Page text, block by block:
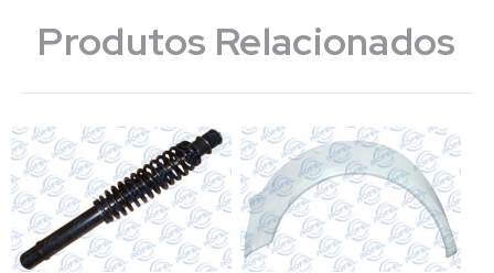
Produtos Relacionados